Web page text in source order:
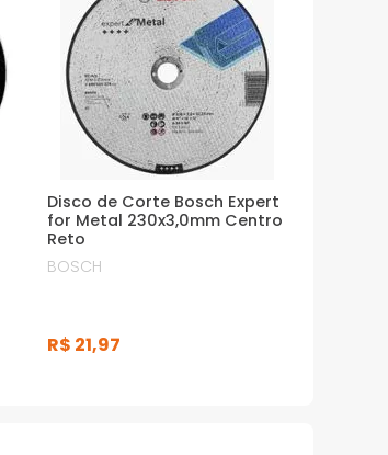
Disco de Corte Bosch Expert
for Metal 230x3,0mm Centro
Reto
BOSCH
R$ 21,97